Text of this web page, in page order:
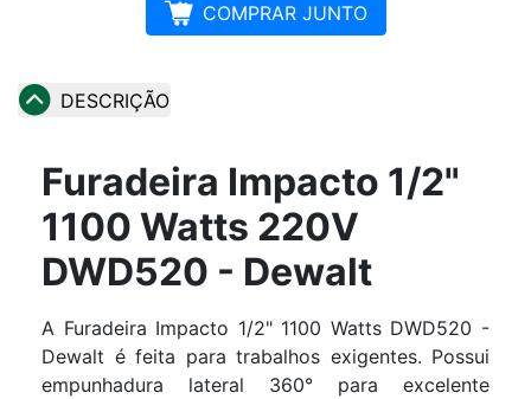
COMPRAR JUNTO
DESCRIÇÃO
Furadeira Impacto 1/2"
1100 Watts 220V
DWD520 - Dewalt
A Furadeira Impacto 1/2" 1100 Watts DWD520 -
Dewalt é feita para trabalhos exigentes. Possui
empunhadura lateral 360° para excelente